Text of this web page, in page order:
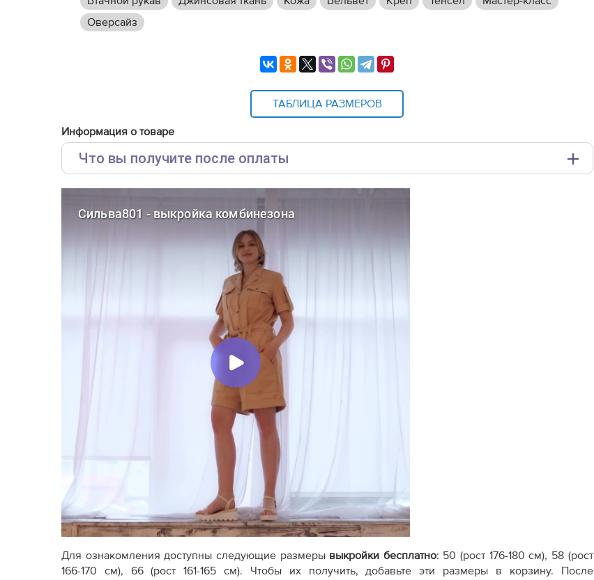
Оверсайз
ТАБЛИЦА РАЗМЕРОВ
Информация о товаре
Что вы получите после оплаты
от выбора формата
Инструкция-комбинезон-оверсайз-Сильва801.pdf
Терминология машинных работ
Дополнение к технологии пошива
Как распечатывать выкройки
Как скорректировать готовую выкройку по росту
Для ознакомления доступны следующие размеры выкройки бесплатно: 50 (рост 176-180 см), 58 (рост
166-170 см), 66 (рост 161-165 см). Чтобы их получить, добавьте эти размеры в корзину. После